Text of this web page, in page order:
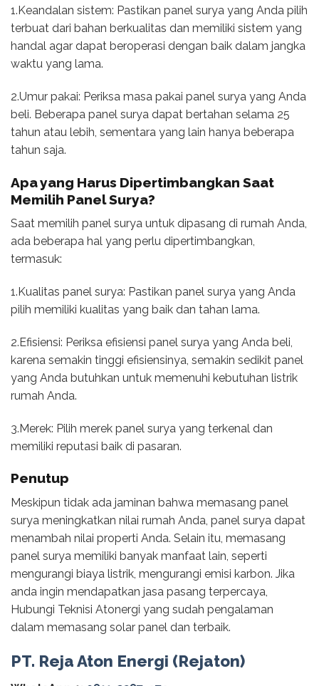
1.Keandalan sistem: Pastikan panel surya yang Anda pilih
terbuat dari bahan berkualitas dan memiliki sistem yang
handal agar dapat beroperasi dengan baik dalam jangka
waktu yang lama.
2.Umur pakai: Periksa masa pakai panel surya yang Anda
beli. Beberapa panel surya dapat bertahan selama 25
tahun atau lebih, sementara yang lain hanya beberapa
tahun saja.
Apa yang Harus Dipertimbangkan Saat
Memilih Panel Surya?
Saat memilih panel surya untuk dipasang di rumah Anda,
ada beberapa hal yang perlu dipertimbangkan,
termasuk:
1.Kualitas panel surya: Pastikan panel surya yang Anda
pilih memiliki kualitas yang baik dan tahan lama.
2.Efisiensi: Periksa efisiensi panel surya yang Anda beli,
karena semakin tinggi efisiensinya, semakin sedikit panel
yang Anda butuhkan untuk memenuhi kebutuhan listrik
rumah Anda.
3.Merek: Pilih merek panel surya yang terkenal dan
memiliki reputasi baik di pasaran.
Penutup
Meskipun tidak ada jaminan bahwa memasang panel
surya meningkatkan nilai rumah Anda, panel surya dapat
menambah nilai properti Anda. Selain itu, memasang
panel surya memiliki banyak manfaat lain, seperti
mengurangi biaya listrik, mengurangi emisi karbon. Jika
anda ingin mendapatkan jasa pasang terpercaya,
Hubungi Teknisi Atonergi yang sudah pengalaman
dalam memasang solar panel dan terbaik.
PT. Reja Aton Energi (Rejaton)